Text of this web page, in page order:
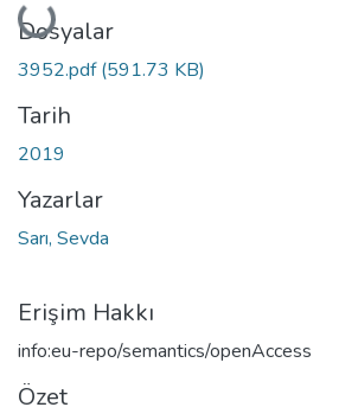
Yükleniyor...
Dosyalar
3952.pdf(591.73 KB)
Tarih
2019
Yazarlar
Sarı, Sevda
Erişim Hakkı
info:eu-repo/semantics/openAccess
Özet